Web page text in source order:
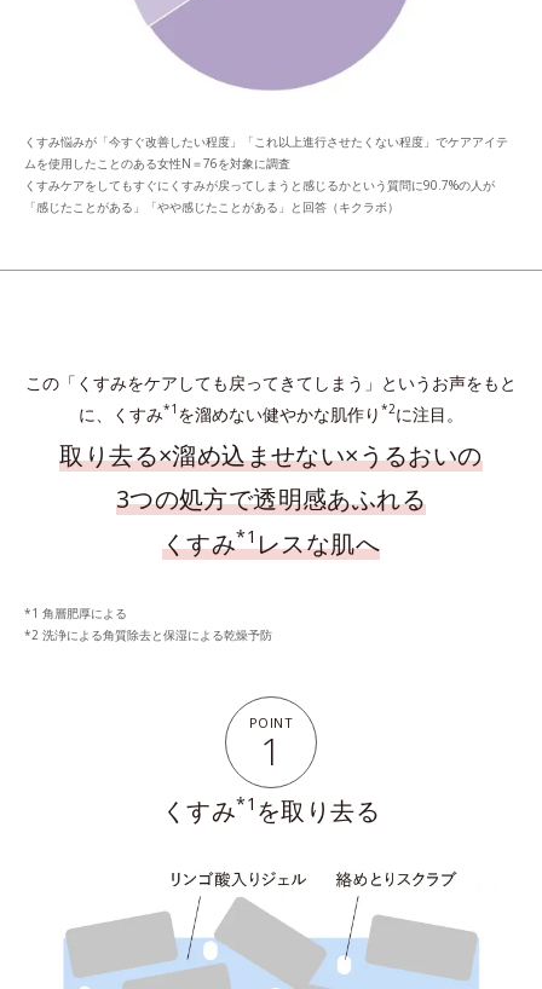
くすみ悩みが「今すぐ改善したい程度」「これ以上進行させたくない程度」でケアアイテ
ムを使用したことのある女性N＝76を対象に調査
くすみケアをしてもすぐにくすみが戻ってしまうと感じるかという質問に90.7%の人が
「感じたことがある」「やや感じたことがある」と回答（キクラボ）
この「くすみをケアしても戻ってきてしまう」というお声をもと
に、くすみ*1 を溜めない健やかな肌作り *2に注目。
取り去る×溜め込ませない×うるおいの
3つの処方で透明感あふれる
くすみ*1レスな肌へ
角層肥厚による
洗浄による角質除去と保湿による乾燥予防
POINT
1
くすみ*1 を取り去る